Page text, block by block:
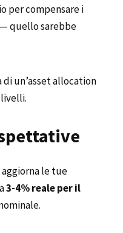
per compensare i
quello sarebbe
un’asset allocation
le tue
3-4% reale per il